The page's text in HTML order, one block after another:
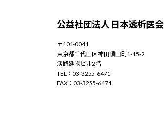
公益社団法人 日本透析医会
〒101-0041
東京都千代田区神田須田町1-15-2
淡路建物ビル2階
TEL：03-3255-6471
FAX：03-3255-6474